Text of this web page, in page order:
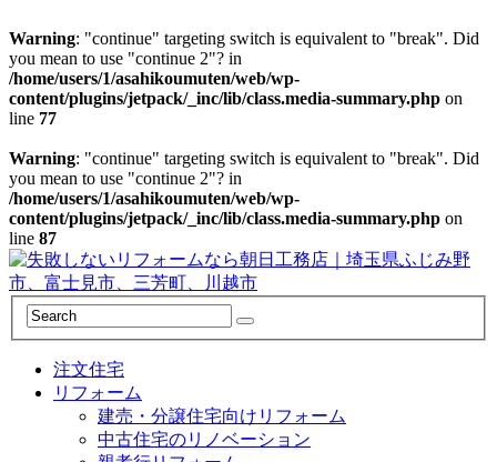
Warning: "continue" targeting switch is equivalent to "break". Did
you mean to use "continue 2"? in
/home/users/1/asahikoumuten/web/wp-
content/plugins/jetpack/_inc/lib/class.media-summary.php on
line 77
Warning: "continue" targeting switch is equivalent to "break". Did
you mean to use "continue 2"? in
/home/users/1/asahikoumuten/web/wp-
content/plugins/jetpack/_inc/lib/class.media-summary.php on
line 87
注文住宅
リフォーム
建売・分譲住宅向けリフォーム
中古住宅のリノベーション